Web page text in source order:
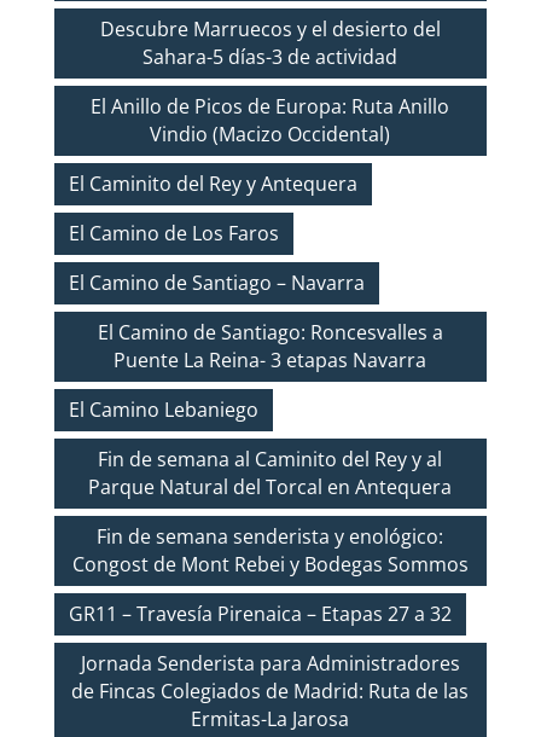
Descubre Marruecos y el desierto del
Sahara-5 días-3 de actividad
El Anillo de Picos de Europa: Ruta Anillo
Vindio (Macizo Occidental)
El Caminito del Rey y Antequera
El Camino de Los Faros
El Camino de Santiago – Navarra
El Camino de Santiago: Roncesvalles a
Puente La Reina- 3 etapas Navarra
El Camino Lebaniego
Fin de semana al Caminito del Rey y al
Parque Natural del Torcal en Antequera
Fin de semana senderista y enológico:
Congost de Mont Rebei y Bodegas Sommos
GR11 – Travesía Pirenaica – Etapas 27 a 32
Jornada Senderista para Administradores
de Fincas Colegiados de Madrid: Ruta de las
Ermitas-La Jarosa